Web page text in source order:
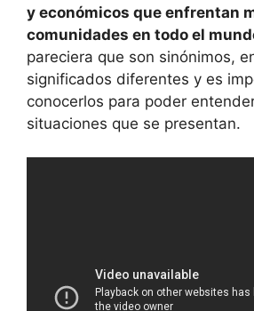
y económicos que enfrentan
comunidades en todo el
pareciera que son sinónimos,
significados diferentes y es
conocerlos para poder
situaciones que se presentan.